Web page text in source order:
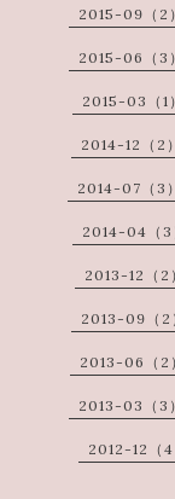
2015-09（2）
2015-06（3）
2015-03（1）
2014-12（2）
2014-07（3）
2014-04（3
2013-12（2
2013-09（2
2013-06（2
2013-03（3）
2012-12（4